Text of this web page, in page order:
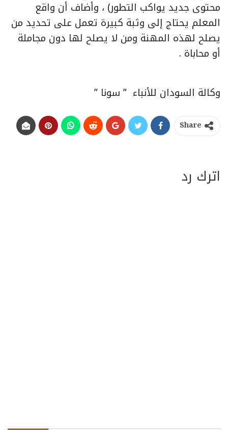
محتوى جديد يواكب التطور) ، وأضاف أن واقع
المعلم يحتاج إلى وثبة كبيرة تعمل على تحديد من
يصلح لهذه المهنة ومن لا يصلح لها دون مجاملة
أو محاباة .
وكالة السودان للأنباء ” سونا ”
Share
اترك رد